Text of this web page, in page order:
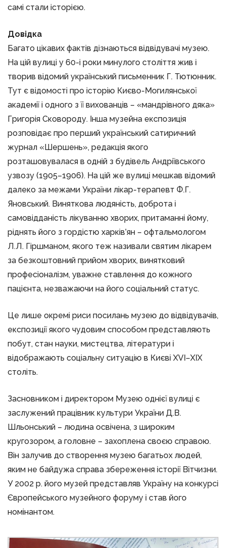
самі стали історією.
Довідка
Багато цікавих фактів дізнаються відвідувачі музею.
На цій вулиці у 60-і роки минулого століття жив і
творив відомий український письменник Г. Тютюнник.
Тут є відомості про історію Києво-Могилянської
академії і одного з її вихованців – «мандрівного дяка»
Григорія Сковороду. Інша музейна експозиція
розповідає про перший український сатиричний
журнал «Шершень», редакція якого
розташовувалася в одній з будівель Андріївського
узвозу (1905–1906). На цій же вулиці мешкав відомий
далеко за межами України лікар-терапевт Ф.Г.
Яновський. Виняткова людяність, доброта і
самовідданість лікуванню хворих, притаманні йому,
ріднять його з гордістю харків’ян – офтальмологом
Л.Л. Гіршманом, якого теж називали святим лікарем
за безкоштовний прийом хворих, винятковий
професіоналізм, уважне ставлення до кожного
пацієнта, незважаючи на його соціальний статус.
Це лише окремі риси посилань музею до відвідувачів,
експозиції якого чудовим способом представляють
побут, стан науки, мистецтва, літератури і
відображають соціальну ситуацію в Києві XVI–XIX
століть.
Засновником і директором Музею однієї вулиці є
заслужений працівник культури України Д.В.
Шльонський – людина освічена, з широким
кругозором, а головне – захоплена своєю справою.
Він залучив до створення музею багатьох людей,
яким не байдужа справа збереження історії Вітчизни.
У 2002 р. його музей представляв Україну на конкурсі
Європейського музейного форуму і став його
номінантом.